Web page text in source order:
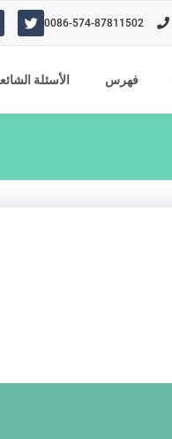
0086-574-87811502
ت
و
ي
فهرس الأسئلة